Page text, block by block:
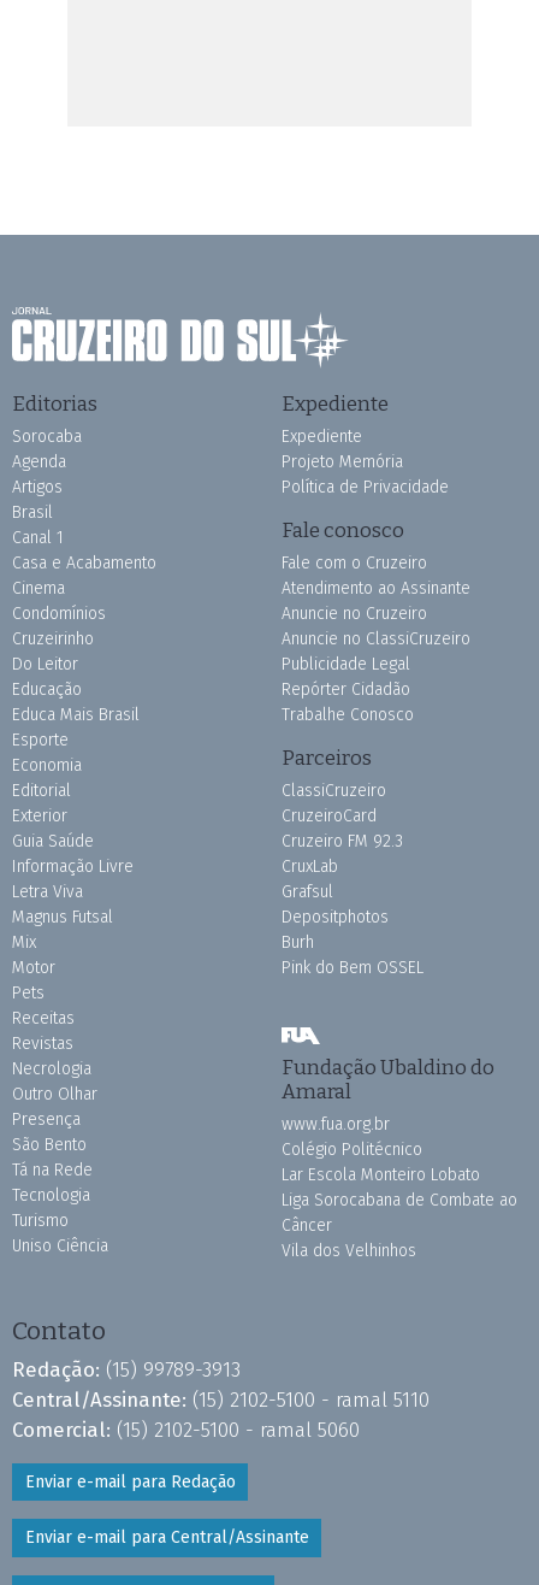
Editorias
Sorocaba
Agenda
Artigos
Brasil
Canal 1
Casa e Acabamento
Cinema
Condomínios
Cruzeirinho
Do Leitor
Educação
Educa Mais Brasil
Esporte
Economia
Editorial
Exterior
Guia Saúde
Informação Livre
Letra Viva
Magnus Futsal
Mix
Motor
Pets
Receitas
Revistas
Necrologia
Outro Olhar
Presença
São Bento
Tá na Rede
Tecnologia
Turismo
Uniso Ciência
Expediente
Expediente
Projeto Memória
Política de Privacidade
Fale conosco
Fale com o Cruzeiro
Atendimento ao Assinante
Anuncie no Cruzeiro
Anuncie no ClassiCruzeiro
Publicidade Legal
Repórter Cidadão
Trabalhe Conosco
Parceiros
ClassiCruzeiro
CruzeiroCard
Cruzeiro FM 92.3
CruxLab
Grafsul
Depositphotos
Burh
Pink do Bem OSSEL
Fundação Ubaldino do
Amaral
www.fua.org.br
Colégio Politécnico
Lar Escola Monteiro Lobato
Liga Sorocabana de Combate ao
Câncer
Vila dos Velhinhos
Contato
Redação: (15) 99789-3913
Central/Assinante: (15) 2102-5100 - ramal 5110
Comercial: (15) 2102-5100 - ramal 5060
Enviar e-mail para Redação
Enviar e-mail para Central/Assinante